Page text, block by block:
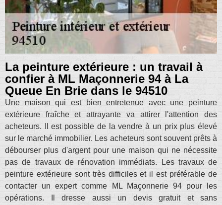
La peinture extérieure : un travail à
confier à ML Maçonnerie 94 à La
Queue En Brie dans le 94510
Une maison qui est bien entretenue avec une peinture
extérieure fraîche et attrayante va attirer l'attention des
acheteurs. Il est possible de la vendre à un prix plus élevé
sur le marché immobilier. Les acheteurs sont souvent prêts à
débourser plus d'argent pour une maison qui ne nécessite
pas de travaux de rénovation immédiats. Les travaux de
peinture extérieure sont très difficiles et il est préférable de
contacter un expert comme ML Maçonnerie 94 pour les
opérations. Il dresse aussi un devis gratuit et sans